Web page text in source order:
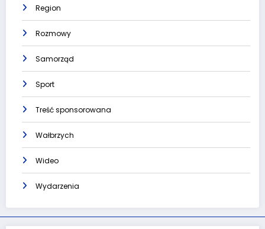
Region
Rozmowy
Samorząd
Sport
Treść sponsorowana
Wałbrzych
Wideo
Wydarzenia